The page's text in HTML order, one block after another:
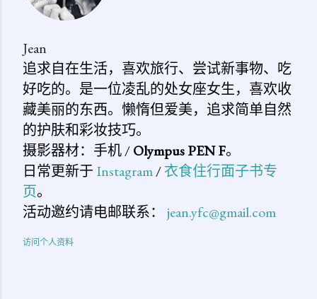
Jean
追求自在生活，喜欢旅行、尝试新事物、吃
好吃的。是一位凌乱的处女座女生，喜欢收
藏美丽的东西。懒惰但爱美，追求简单自然
的护肤和彩妆技巧。
摄影器材：手机 /Olympus PEN F。
日常更新于 Instagram/衣食住行面子书专
页。
活动邀约请电邮联系： jean.yfc@gmail.com
访问个人资料